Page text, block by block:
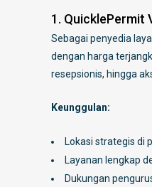
1. QuicklePermit
Sebagai penyedia
dengan harga
resepsionis, hingga
Keunggulan:
Lokasi strategis di
Layanan lengkap
Dukungan